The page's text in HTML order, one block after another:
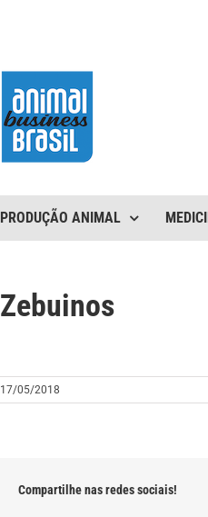
PRODUÇÃO ANIMAL
Zebuinos
17/05/2018
Compartilhe nas redes sociais!